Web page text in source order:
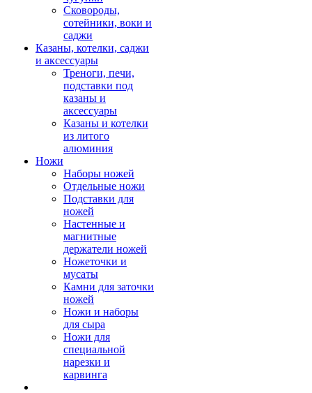
Сковороды,
сотейники, воки и
саджи
Казаны, котелки, саджи
и аксессуары
Треноги, печи,
подставки под
казаны и
аксессуары
Казаны и котелки
из литого
алюминия
Ножи
Наборы ножей
Отдельные ножи
Подставки для
ножей
Настенные и
магнитные
держатели ножей
Ножеточки и
мусаты
Камни для заточки
ножей
Ножи и наборы
для сыра
Ножи для
специальной
нарезки и
карвинга